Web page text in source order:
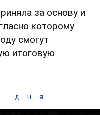
за основу и
которому
смогут
итоговую
дня